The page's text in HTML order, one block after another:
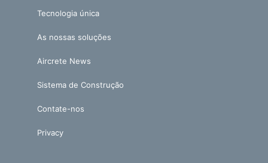
Tecnologia única
As nossas soluções
Aircrete News
Sistema de Construção
Contate-nos
Privacy